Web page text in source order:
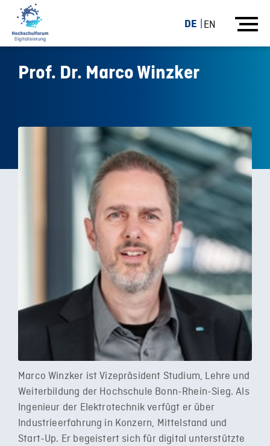
DE EN
Prof. Dr. Marco Winzker
Marco Winzker ist Vizepräsident Studium, Lehre und
Weiterbildung der Hochschule Bonn-Rhein-Sieg. Als
Ingenieur der Elektrotechnik verfügt er über
Industrieerfahrung in Konzern, Mittelstand und
Start-Up. Er begeistert sich für digital unterstützte